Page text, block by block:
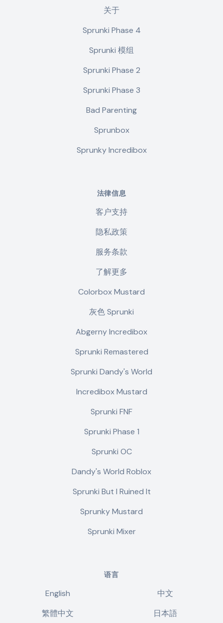
关于
Sprunki Phase 4
Sprunki 模组
Sprunki Phase 2
Sprunki Phase 3
Bad Parenting
Sprunbox
Sprunky Incredibox
法律信息
客户支持
隐私政策
服务条款
了解更多
Colorbox Mustard
灰色 Sprunki
Abgerny Incredibox
Sprunki Remastered
Sprunki Dandy's World
Incredibox Mustard
Sprunki FNF
Sprunki Phase 1
Sprunki OC
Dandy's World Roblox
Sprunki But I Ruined It
Sprunky Mustard
Sprunki Mixer
语言
English
中文
繁體中文
日本語